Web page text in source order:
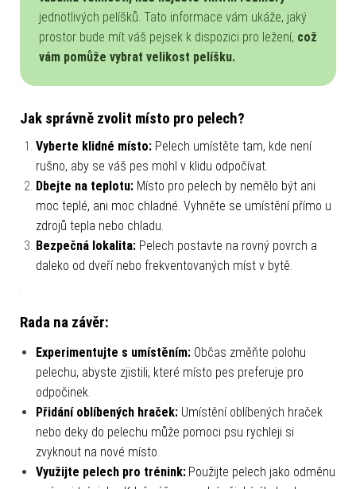
jednotlivých pelíšků. Tato informace vám ukáže, jaký
prostor bude mít váš pejsek k dispozici pro ležení, což
vám pomůže vybrat velikost pelíšku.
Jak správně zvolit místo pro pelech?
Vyberte klidné místo: Pelech umístěte tam, kde není
rušno, aby se váš pes mohl v klidu odpočívat.
Dbejte na teplotu: Místo pro pelech by nemělo být ani
moc teplé, ani moc chladné. Vyhněte se umístění přímo u
zdrojů tepla nebo chladu.
Bezpečná lokalita: Pelech postavte na rovný povrch a
daleko od dveří nebo frekventovaných míst v bytě.
Rada na závěr:
Experimentujte s umístěním: Občas změňte polohu
pelechu, abyste zjistili, které místo pes preferuje pro
odpočinek.
Přidání oblíbených hraček: Umístění oblíbených hraček
nebo deky do pelechu může pomoci psu rychleji si
zvyknout na nové místo.
Využijte pelech pro trénink: .Použijte pelech jako odměnu